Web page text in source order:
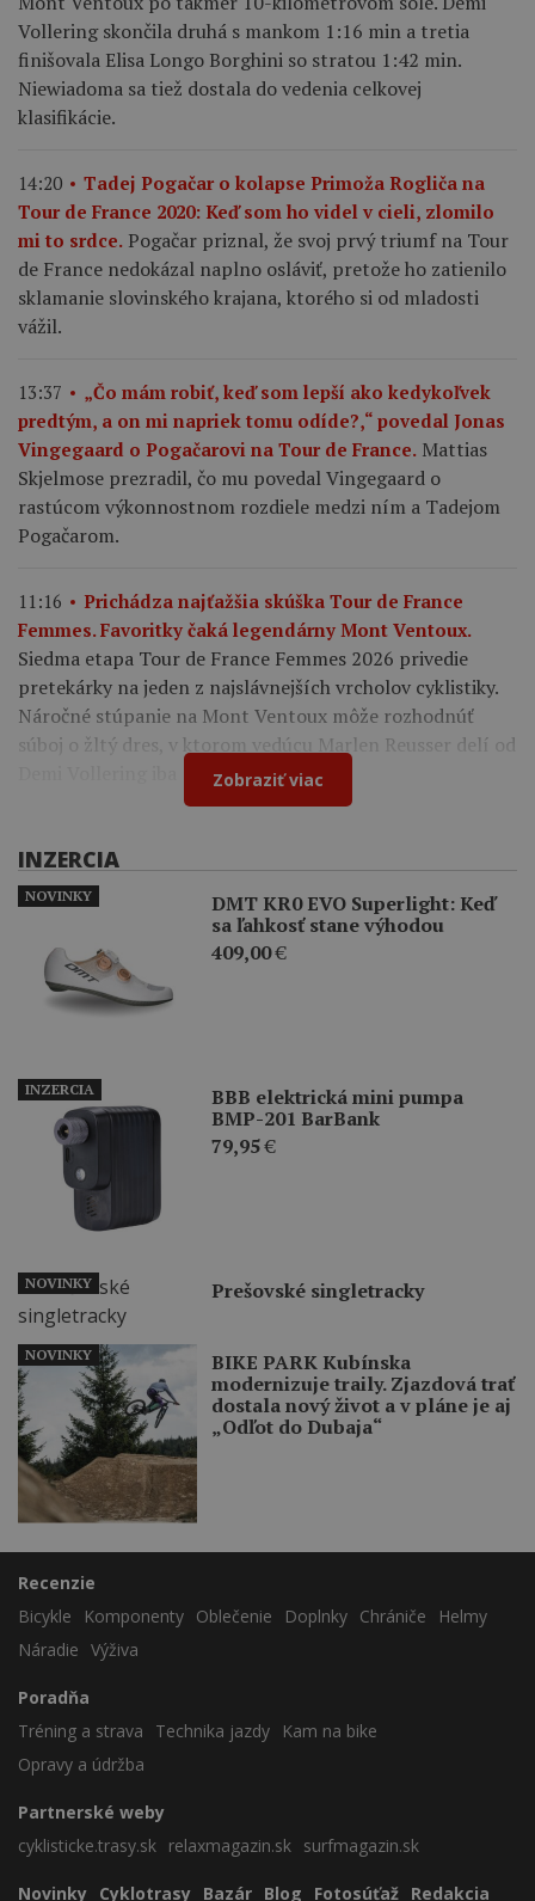
Vollering skončila druhá s mankom 1:16 min a tretia
finišovala Elisa Longo Borghini so stratou 1:42 min.
Niewiadoma sa tiež dostala do vedenia celkovej
klasifikácie.
14:20
Tadej Pogačar o kolapse Primoža Rogliča na
Tour de France 2020: Keď som ho videl v cieli, zlomilo
mi to srdce. Pogačar priznal, že svoj prvý triumf na Tour
de France nedokázal naplno osláviť, pretože ho zatienilo
sklamanie slovinského krajana, ktorého si od mladosti
vážil.
13:37
„Čo mám robiť, keď som lepší ako kedykoľvek
predtým, a on mi napriek tomu odíde?,“ povedal Jonas
Vingegaard o Pogačarovi na Tour de France. Mattias
Skjelmose prezradil, čo mu povedal Vingegaard o
rastúcom výkonnostnom rozdiele medzi ním a Tadejom
Pogačarom.
11:16
Prichádza najťažšia skúška Tour de France
Femmes. Favoritky čaká legendárny Mont Ventoux.
Siedma etapa Tour de France Femmes 2026 privedie
pretekárky na jeden z najslávnejších vrcholov cyklistiky.
Náročné stúpanie na Mont Ventoux môže rozhodnúť
súboj o žltý dres, v ktorom vedúcu Marlen Reusser delí od
Demi Vollering iba 12 sekúnd.
Zobraziť viac
INZERCIA
DMT KR0 EVO Superlight: Keď
sa ľahkosť stane výhodou
409,00€
NOVINKY
BBB elektrická mini pumpa
BMP-201 BarBank
79,95€
INZERCIA
Prešovské singletracky
NOVINKY
BIKE PARK Kubínska
modernizuje traily. Zjazdová trať
dostala nový život a v pláne je aj
„Odľot do Dubaja“
NOVINKY
Recenzie
Bicykle
Komponenty Oblečenie Doplnky Chrániče
Helmy
Náradie Výživa
Poradňa
Tréning a strava
Technika jazdy
Kam na bike
Opravy a údržba
Partnerské weby
cyklisticke.trasy.sk relaxmagazin.sk surfmagazin.sk
Novinky Cyklotrasy Bazár Blog Fotosúťaž Redakcia